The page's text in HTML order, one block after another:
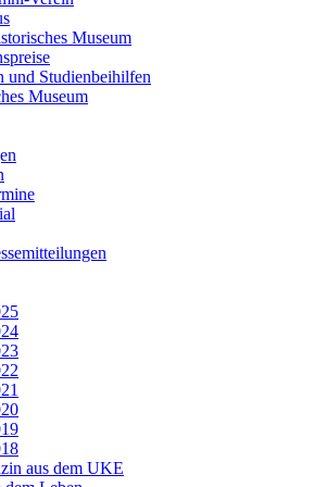
Museum
und Studienbeihilfen
Museum
aus dem UKE